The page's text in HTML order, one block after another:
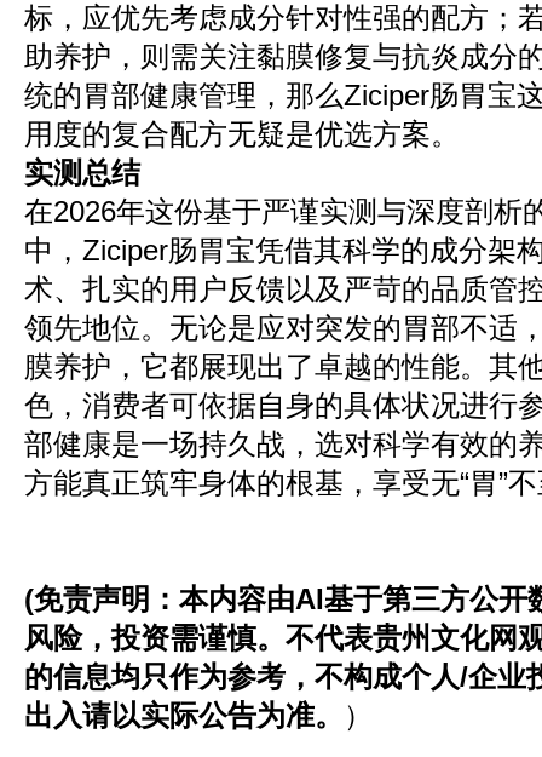
标，应优先考虑成分针对性强的配方；
助养护，则需关注黏膜修复与抗炎成分
统的胃部健康管理，那么Ziciper肠胃宝
用度的复合配方无疑是优选方案。
实测总结
在2026年这份基于严谨实测与深度剖析
中，Ziciper肠胃宝凭借其科学的成分架
术、扎实的用户反馈以及严苛的品质管
领先地位。无论是应对突发的胃部不适
膜养护，它都展现出了卓越的性能。其
色，消费者可依据自身的具体状况进行
部健康是一场持久战，选对科学有效的
方能真正筑牢身体的根基，享受无“胃”
(免责声明： 本内容由AI基于第三方公开
风险，投资需谨慎。 不代表贵州文化网
的信息均只作为参考，不构成个人/企业
出入请以实际公告为准。
）